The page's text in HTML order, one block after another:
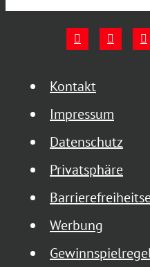
Kontakt
Impressum
Datenschutz
Privatsphäre
Werbung